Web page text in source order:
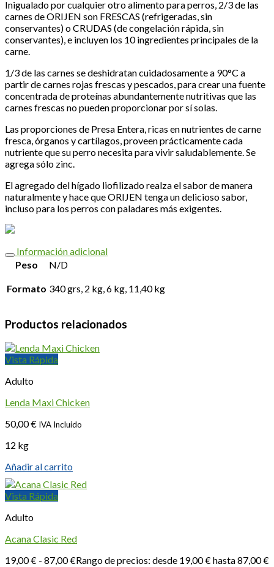
Inigualado por cualquier otro alimento para perros, 2/3 de las
carnes de ORIJEN son FRESCAS (refrigeradas, sin
conservantes) o CRUDAS (de congelación rápida, sin
conservantes), e incluyen los 10 ingredientes principales de la
carne.
1/3 de las carnes se deshidratan cuidadosamente a 90°C a
partir de carnes rojas frescas y pescados, para crear una fuente
concentrada de proteínas abundantemente nutritivas que las
carnes frescas no pueden proporcionar por sí solas.
Las proporciones de Presa Entera, ricas en nutrientes de carne
fresca, órganos y cartílagos, proveen prácticamente cada
nutriente que su perro necesita para vivir saludablemente. Se
agrega sólo zinc.
El agregado del hígado liofilizado realza el sabor de manera
naturalmente y hace que ORIJEN tenga un delicioso sabor,
incluso para los perros con paladares más exigentes.
Información adicional
Peso
N/D
Formato 340 grs, 2 kg, 6 kg, 11,40 kg
Productos relacionados
Vista Rápida
Adulto
Lenda Maxi Chicken
50,00€ IVA Incluido
12 kg
Añadir al carrito
Vista Rápida
Adulto
Acana Clasic Red
19,00€ - 87,00€Rango de precios: desde 19,00 € hasta 87,00 €